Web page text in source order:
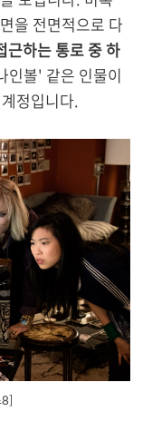
을 전면적으로 다
근하는 통로 중 하
인볼' 같은 인물이
정입니다.